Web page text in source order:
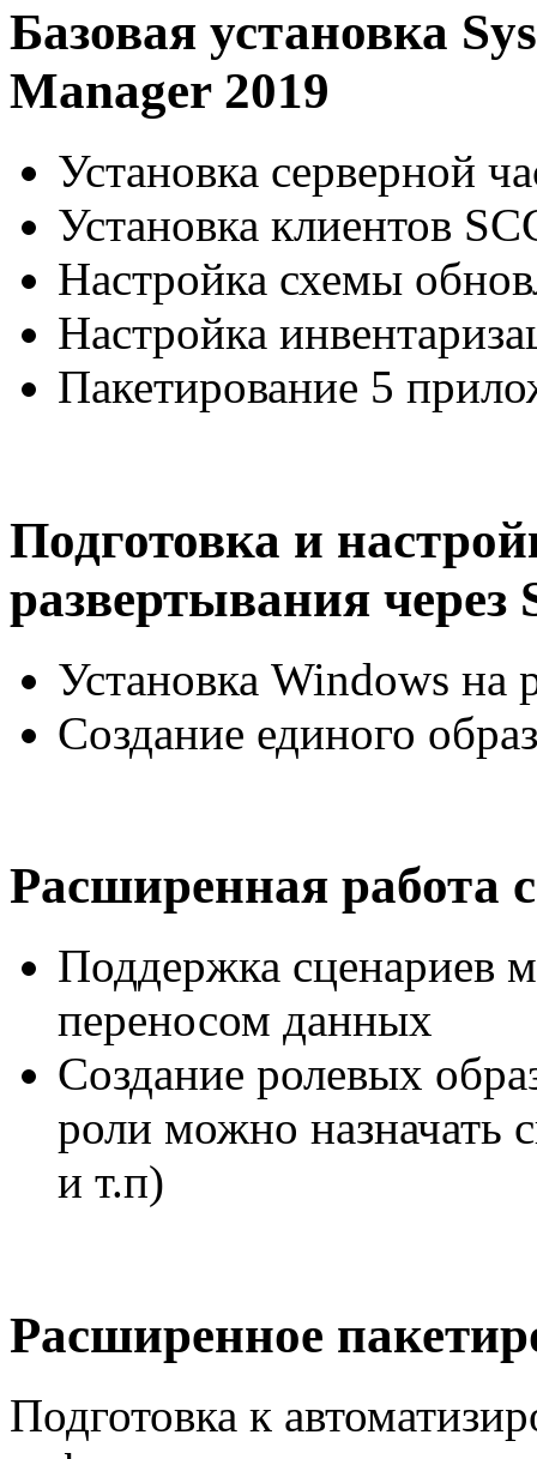
Базовая установка
Manager 2019
Установка серверной
Установка клиентов
Настройка схемы
Настройка
Пакетирование 5
Подготовка и
развертывания через
Установка Windows на
Создание единого
Расширенная работа
Поддержка сценариев
переносом данных
Создание ролевых
роли можно назначать
и т.п)
Расширенное
Подготовка к